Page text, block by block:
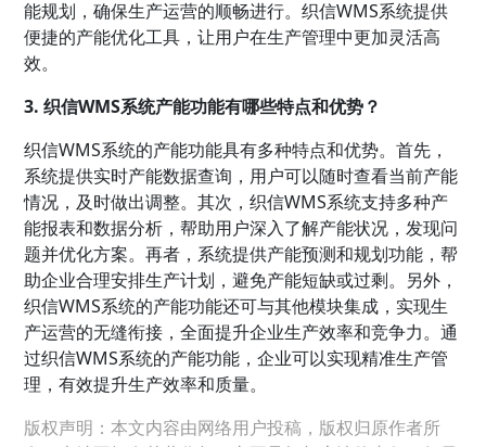
能规划，确保生产运营的顺畅进行。织信WMS系统提供
便捷的产能优化工具，让用户在生产管理中更加灵活高
效。
3. 织信WMS系统产能功能有哪些特点和优势？
织信WMS系统的产能功能具有多种特点和优势。首先，
系统提供实时产能数据查询，用户可以随时查看当前产能
情况，及时做出调整。其次，织信WMS系统支持多种产
能报表和数据分析，帮助用户深入了解产能状况，发现问
题并优化方案。再者，系统提供产能预测和规划功能，帮
助企业合理安排生产计划，避免产能短缺或过剩。另外，
织信WMS系统的产能功能还可与其他模块集成，实现生
产运营的无缝衔接，全面提升企业生产效率和竞争力。通
过织信WMS系统的产能功能，企业可以实现精准生产管
理，有效提升生产效率和质量。
版权声明：本文内容由网络用户投稿，版权归原作者所